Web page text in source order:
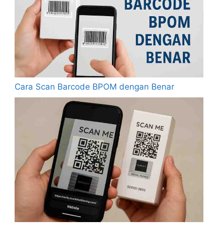
Cara Scan Barcode BPOM dengan Benar